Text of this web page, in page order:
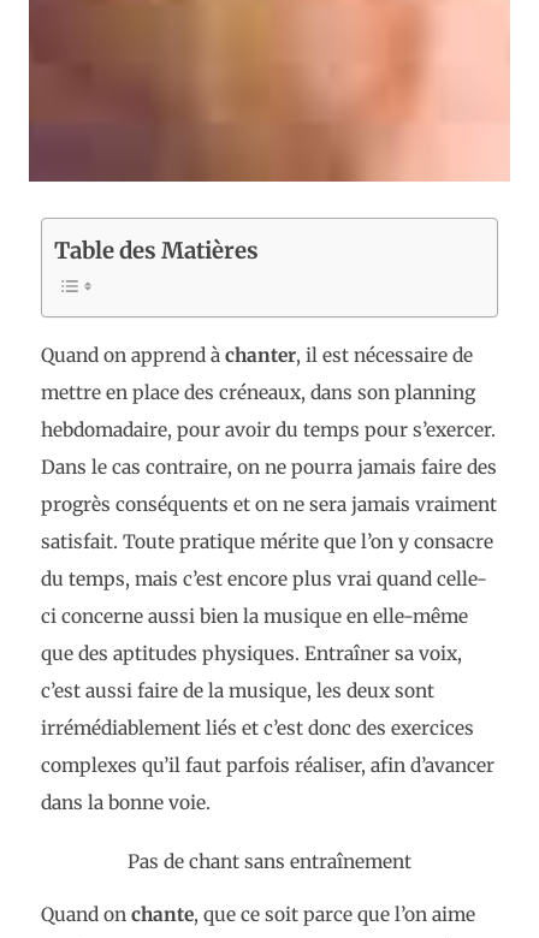
Table des Matières
Quand on apprend à chanter, il est nécessaire de
mettre en place des créneaux, dans son planning
hebdomadaire, pour avoir du temps pour s’exercer.
Dans le cas contraire, on ne pourra jamais faire des
progrès conséquents et on ne sera jamais vraiment
satisfait. Toute pratique mérite que l’on y consacre
du temps, mais c’est encore plus vrai quand celle-
ci concerne aussi bien la musique en elle-même
que des aptitudes physiques. Entraîner sa voix,
c’est aussi faire de la musique, les deux sont
irrémédiablement liés et c’est donc des exercices
complexes qu’il faut parfois réaliser, afin d’avancer
dans la bonne voie.
Pas de chant sans entraînement
Quand on chante, que ce soit parce que l’on aime